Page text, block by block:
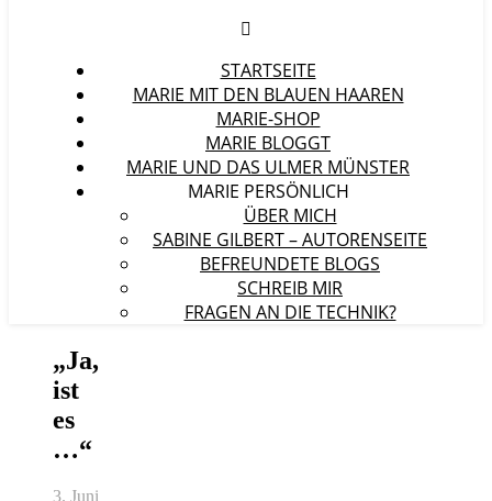
STARTSEITE
MARIE MIT DEN BLAUEN HAAREN
MARIE-SHOP
MARIE BLOGGT
MARIE UND DAS ULMER MÜNSTER
MARIE PERSÖNLICH
ÜBER MICH
SABINE GILBERT – AUTORENSEITE
BEFREUNDETE BLOGS
SCHREIB MIR
FRAGEN AN DIE TECHNIK?
„Ja,
ist
es
…“
3. Juni